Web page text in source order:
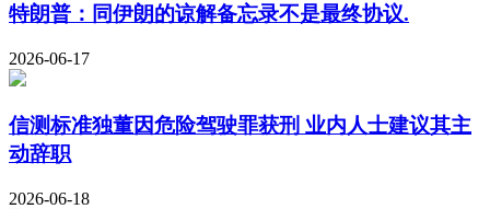
特朗普：同伊朗的谅解备忘录不是最终协议.
2026-06-17
信测标准独董因危险驾驶罪获刑 业内人士建议其主
动辞职
2026-06-18